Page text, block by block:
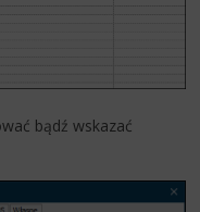
bądź wskazać